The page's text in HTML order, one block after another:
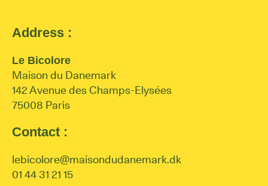
Address :
Le Bicolore
Maison du Danemark
142 Avenue des Champs-Elysées
75008 Paris
Contact :
lebicolore@maisondudanemark.dk
01 44 31 21 15